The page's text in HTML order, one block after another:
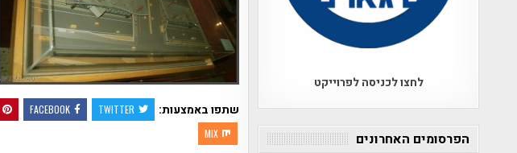
שתפו באמצעות: TWITTER
FACEBOOK
MIX
לחצו לכניסה לפרוייקט
הפרסומים האחרונים